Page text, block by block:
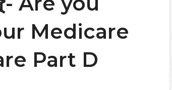
Medicare
Part D